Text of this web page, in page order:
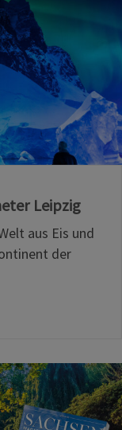
Leipzig
aus Eis und
der